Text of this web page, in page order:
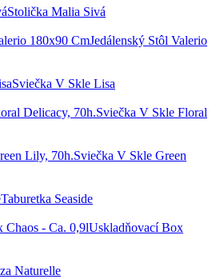
Stolička Malia Sivá
Jedálenský Stôl Valerio
Sviečka V Skle Lisa
Sviečka V Skle Floral
Sviečka V Skle Green
Taburetka Seaside
Uskladňovací Box
Naturelle